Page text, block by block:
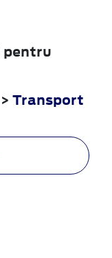
pentru
> Transport